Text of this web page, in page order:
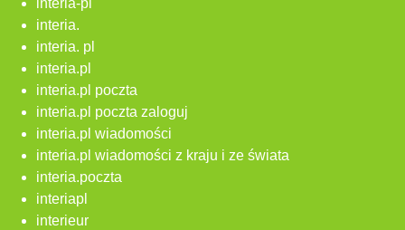
interia.
interia. pl
interia.pl
interia.pl poczta
interia.pl poczta zaloguj
interia.pl wiadomości
interia.pl wiadomości z kraju i ze świata
interia.poczta
interiapl
interieur